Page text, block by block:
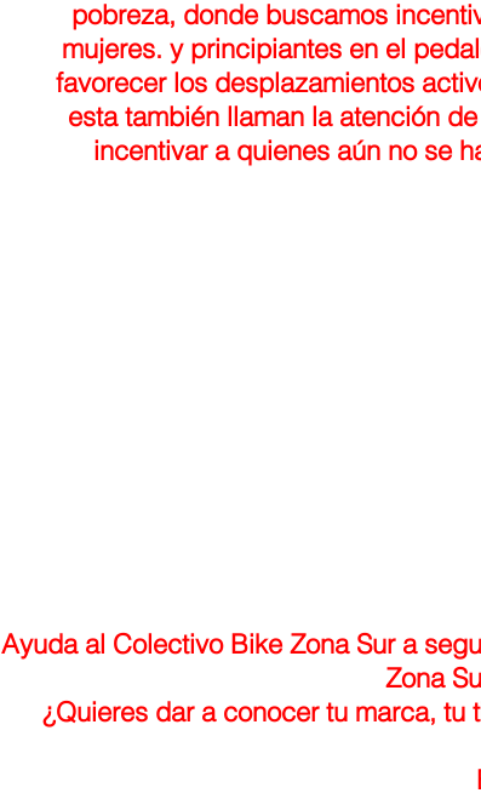
pobreza, donde buscamos
mujeres. y principiantes en el
favorecer los desplazamientos
esta también llaman la atención
incentivar a quienes aún no se
Ayuda al Colectivo Bike Zona Sur a
Zona
¿Quieres dar a conocer tu marca,